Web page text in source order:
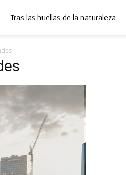
Tras las huellas de la naturaleza